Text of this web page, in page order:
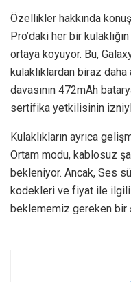
Özellikler hakkında
Pro’daki her bir
ortaya koyuyor. Bu,
kulaklıklardan biraz
davasının 472mAh
sertifika yetkilisinin
Kulaklıkların ayrıca
Ortam modu, kablosuz
bekleniyor. Ancak, Ses
kodekleri ve fiyat ile
beklememiz gereken bir